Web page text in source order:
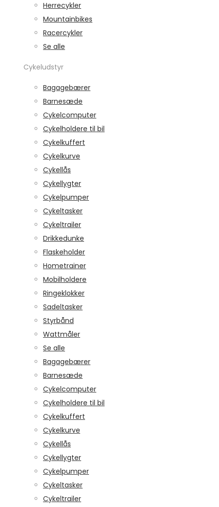
Herrecykler
Mountainbikes
Racercykler
Se alle
Cykeludstyr
Bagagebærer
Barnesæde
Cykelcomputer
Cykelholdere til bil
Cykelkuffert
Cykelkurve
Cykellås
Cykellygter
Cykelpumper
Cykeltasker
Cykeltrailer
Drikkedunke
Flaskeholder
Hometrainer
Mobilholdere
Ringeklokker
Sadeltasker
Styrbånd
Wattmåler
Se alle
Bagagebærer
Barnesæde
Cykelcomputer
Cykelholdere til bil
Cykelkuffert
Cykelkurve
Cykellås
Cykellygter
Cykelpumper
Cykeltasker
Cykeltrailer